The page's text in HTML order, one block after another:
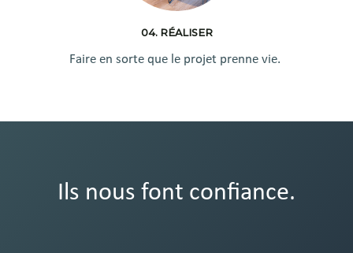
04. RÉALISER
Faire en sorte que le projet prenne vie.
Ils nous font confiance.